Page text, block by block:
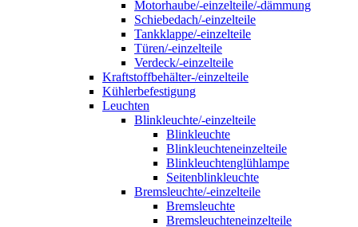
Motorhaube/-einzelteile/-dämmung
Schiebedach/-einzelteile
Tankklappe/-einzelteile
Türen/-einzelteile
Verdeck/-einzelteile
Kraftstoffbehälter-/einzelteile
Kühlerbefestigung
Leuchten
Blinkleuchte/-einzelteile
Blinkleuchte
Blinkleuchteneinzelteile
Blinkleuchtenglühlampe
Seitenblinkleuchte
Bremsleuchte/-einzelteile
Bremsleuchte
Bremsleuchteneinzelteile